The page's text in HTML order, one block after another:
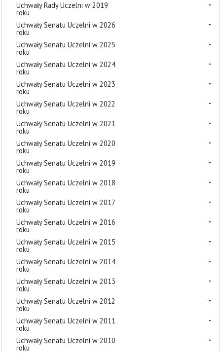
Uchwały Rady Uczelni w 2019
roku
Uchwały Senatu Uczelni w 2026
roku
Uchwały Senatu Uczelni w 2025
roku
Uchwały Senatu Uczelni w 2024
roku
Uchwały Senatu Uczelni w 2023
roku
Uchwały Senatu Uczelni w 2022
roku
Uchwały Senatu Uczelni w 2021
roku
Uchwały Senatu Uczelni w 2020
roku
Uchwały Senatu Uczelni w 2019
roku
Uchwały Senatu Uczelni w 2018
roku
Uchwały Senatu Uczelni w 2017
roku
Uchwały Senatu Uczelni w 2016
roku
Uchwały Senatu Uczelni w 2015
roku
Uchwały Senatu Uczelni w 2014
roku
Uchwały Senatu Uczelni w 2013
roku
Uchwały Senatu Uczelni w 2012
roku
Uchwały Senatu Uczelni w 2011
roku
Uchwały Senatu Uczelni w 2010
roku